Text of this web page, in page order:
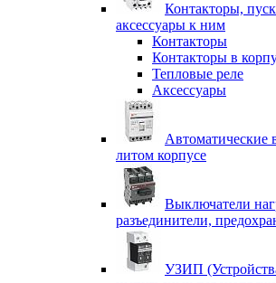
Контакторы,
аксессуары к ним
Контакторы
Контакторы в
Тепловые реле
Аксессуары
Автоматические
литом корпусе
Выключатели
разъединители,
УЗИП